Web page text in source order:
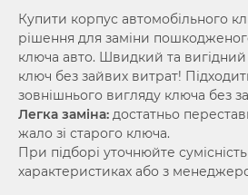
Купити корпус автомобільного
рішення для заміни
ключа авто. Швидкий та вигідний
ключ без зайвих витрат!
зовнішнього вигляду ключа без
Легка заміна: достатньо
жало зі старого ключа.
При підборі уточнюйте
характеристиках або з